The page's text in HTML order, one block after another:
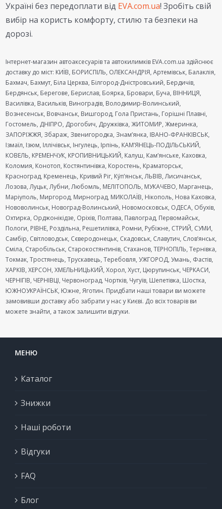
Україні без передоплати від EVA.com.ua! Зробіть свій
вибір на користь комфорту, стилю та безпеки на
дорозі.
Інтернет-магазин автоаксесуарів та автокилимків EVA.com.ua здійснює
доставку до міст: КИЇВ, БОРИСПІЛЬ, ОЛЕКСАНДРІЯ, Артемівськ, Балаклія,
Бахмач, Бахмут, Біла Церква, Білгород-Дністровський, Бердичів,
Бердянськ, Берегове, Берислав, Боярка, Бровари, Буча, ВІННИЦЯ,
Василівка, Васильків, Виноградів, Володимир-Волинський,
Вознесенськ, Вовчанськ, Вишгород, Гола Пристань, Горішні Плавні,
Гостомель, ДНІПРО, Дрогобич, Дружківка, ЖИТОМИР, Жмеринка,
ЗАПОРІЖЖЯ, Збараж, Звенигородка, Знам’янка, ІВАНО-ФРАНКІВСЬК,
Ізмаїл, Ізюм, Іллічівськ, Інгулець, Ірпінь, КАМ’ЯНЕЦЬ-ПОДІЛЬСЬКИЙ,
КОВЕЛЬ, КРЕМЕНЧУК, КРОПИВНИЦЬКИЙ, Калуш, Кам’янське, Каховка,
Коломия, Конотоп, Костянтинівка, Коростень, Краматорськ,
Красноград, Кременець, Кривий Ріг, Ку́п’янськ, ЛЬВІВ, Лисичанськ,
Лозова, Луцьк, Лубни, Любомль, МЕЛІТОПОЛЬ, МУКАЧЕВО, Марганець,
Маріуполь, Миргород, Мирноград, МИКОЛАЇВ, Нікополь, Нова Каховка,
Нововолинськ, Новоград-Волинський, Новомосковськ, ОДЕСА, Обухів,
Охтирка, Орджонікідзе, Оріхів, Полтава, Павлоград, Первомайськ,
Пологи, РІВНЕ, Роздільна, Решетилівка, Ромни, Рубіжне, СТРИЙ, СУМИ,
Самбір, Світловодськ, Сєверодонецьк, Скадовськ, Славутич, Слов’янськ,
Сміла, Старобільськ, Старокостянтинів, Стаханов, ТЕРНОПІЛЬ, Тернівка,
Токмак, Тростянець, Трускавець, Теребовля, УЖГОРОД, Умань, Фастів,
ХАРКІВ, ХЕРСОН, ХМЕЛЬНИЦЬКИЙ, Хорол, Хуст, Цюрупинськ, ЧЕРКАСИ,
ЧЕРНІГІВ, ЧЕРНІВЦІ, Червоноград, Чортків, Чугуїв, Шепетівка, Шостка,
ЮЖНОУКРАЇНСЬК, Южне, Яготин. Придбати наші товари ви можете
замовивши доставку або забрати у нас у Києві. До всіх товарів ви
можете знайти, а також залишити відгуки.
МЕНЮ
Каталог
Знижки
Наші роботи
Відгуки
FAQ
Блог